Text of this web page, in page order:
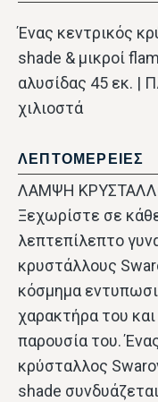
Ένας κεντρικός
shade & μικροί
αλυσίδας 45 εκ. |
χιλιοστά
ΛΕΠΤΟΜΕΡΕΙΕΣ
ΛΑΜΨΗ
Ξεχωρίστε σε
λεπτεπίλεπτο
κρυστάλλους
κόσμημα
χαρακτήρα του
παρουσία του.
κρύσταλλος
shade